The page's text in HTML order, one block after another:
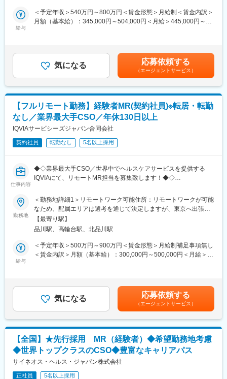
ロジェクトが気に入り、メーカーからオファーを受けた場合、メ
ーカーに転籍することも可能です。オファーや延長依頼があった
ロジェクトを提示するなどフレキシブルにキャリアが形成できま
す。その他、本社部門（マネージャー、研修部門など）への道も
あります。
【同社について】
同社は、医療機器・製薬メーカーの営業領域を支援するCSOと呼
ばれる業種です。「新製品が発売されたため営業を増員したい」
「このエリアで営業活動を拡大したい」といったようなメーカー
からのオーダーに対し自社の社員を派遣しています。同社では転
職せずに様々な医薬品・医療機器を経験し、自身に合った営業ス
タイルを探ることが可能です。また、同社では全国転勤ではなく
変更の範囲：会社の定める業務
用情報を収集を行っていただきます。
・新薬のプロモーション
※プロジェクトマネージャー、スーパーバイザー(SV)より、日々の
活動についてフォローを受けられる環境です。全国にSVを配置
し、素早くフォローができる体制をとっています。
■組織：約600名のコントラクトMRが在籍しています。社長をは
じめ、役員クラスが元MR出身のためMRのキャリアや育成、長期
就業について力を入れている企業です。
■特徴：
(1)充実した教育体制：
・製品研修（約2週間～2ヶ月、プロジェクトによる）：入社オリ
エンテーション後に配属先プロジェクトの製薬メーカーにて製品
他、横断研修、eラーニングの研修等も受けることが可能です。
・オンコロジー専門MR育成プログラム、IBD専門育成プログラ
しています。
(2)プロジェクトマネジメント体制：プロジェクトマネージャー、
スーパーバイザーが日々の活動をフォローします。定期的な連絡
や面談のほか、必要に応じて素早くバックアップに入るなど、MR
として結果を出せるように万全のサポート体制を整えています。
(3)豊富なプロジェクト数、50社を超える多数の取引メーカー：同
業他社と比較しても、多くのプロジェクト数があり、様々なご経
・入社3年目（MR経験者）28歳：642万（月給＋日当＋住宅手
当）
・入社5年目（MR経験者）33歳：712万（月給＋日当＋住宅手
変更の範囲：会社の定める業務
給与
＜予定年収＞540万円～800万円＜賃金形態＞月給制＜賃金内訳＞
月額（基本給）：345,000円～504,000円＜月給＞445,000円～
す。※その他の手当は「待遇・福利厚生」欄をご参照ください。昇
給：年1回★頑張りに応じて年収UP★赴任先の評価次第で大幅に
年収をUPできます。（年2回業績給改定）賃金はあくまでも目安
の金額であり、選考を通じて上下する可能性があります。月給(月
額)は固定手当を含めた表記です。
気になる 応募依頼する
（エージェントサービス）
【フルリモート勤務】経験者MR(契約社員)※転居・転勤
なし／業界最大手CSO／年休130日以上
IQVIAサービシーズジャパン合同会社
契約社員 転勤なし 5名以上採用
仕事内容
◆◇業界最大手CSO／世界中でヘルスケアサービスを提供する
IQVIAにて、リモートMR担当を募集致します！◆◇
【具体的な業務詳細】
国内トップクラスのプロジェクト受託実績を誇る当社の一員とし
て、医薬品PJなどを中心にリモートMRとしてクライアントビジ
ネス拡大に貢献していただきます。
具体的なプロジェクトは選考の過程でお伝えいたしますので、是
非お気軽にご応募くださいませ！
【IQVIAサービシーズジャパンについて】
関与しています
・日本においても業界トップシェアを誇り、常時100以上のPJが
稼働しています
勤務地
＜勤務地詳細1＞リモートワーク可能住所：リモートワークが可能
なため、配属エリアは選考を通じて決定しますが、東京へ出張が
可能な方歓迎です。 受動喫煙対策：屋内全面禁煙＜勤務地詳細2
＞本社住所：東京都港区高輪4-10-18 京急第1ビル勤務地最寄駅：
定める事業所
【最寄り駅】
品川駅、高輪台駅、北品川駅
給与
＜予定年収＞500万円～900万円＜賃金形態＞月給制補足事項無し
＜賃金内訳＞月額（基本給）：300,000円～500,000円＜月給＞
ジェクト稼働手当(35,000円)、外勤日当（1日1,500円／外勤3.5時
間以上）■変動賞与制（6月・12月・3月）※平均実績6ヶ月分■イン
センティブ：3月（対象者）賃金はあくまでも目安の金額であり、
選考を通じて上下する可能性があります。月給(月額)は固定手当を
含めた表記です。
気になる 応募依頼する
（エージェントサービス）
【全国】★先行採用 MR（経験者）◆希望勤務地考慮
◆世界トップクラスのCSO◆豊富なキャリアパス
サイネオス・ヘルス・ジャパン株式会社
正社員 5名以上採用